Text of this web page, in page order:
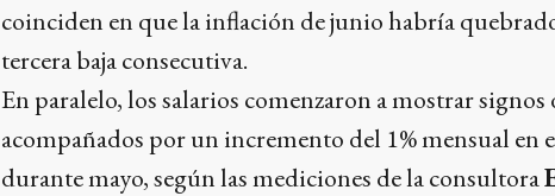
coinciden en que la inflación de junio habría
tercera baja consecutiva.
En paralelo, los salarios comenzaron a mostrar
acompañados por un incremento del 1% mensual en
durante mayo, según las mediciones de la consultora